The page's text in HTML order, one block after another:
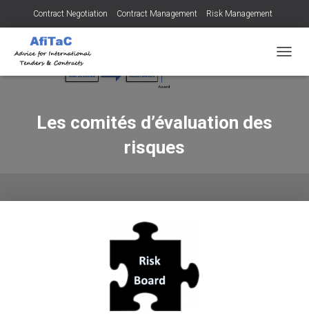
Contract Negotiation Contract Management Risk Management
Tendering for Contracts
Les comités d’évaluation des
risques